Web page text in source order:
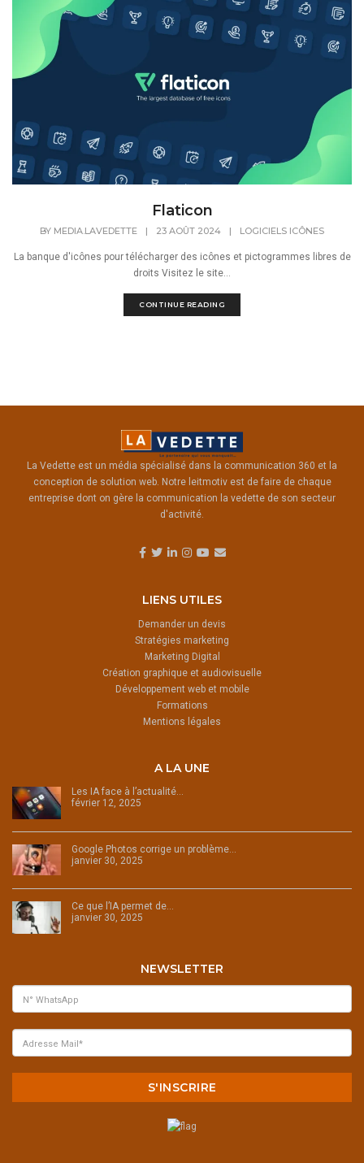
Flaticon
BY MEDIA.LAVEDETTE | 23 AOÛT 2024 | LOGICIELS ICÔNES
La banque d'icônes pour télécharger des icônes et pictogrammes libres de
droits Visitez le site...
CONTINUE READING
La Vedette est un média spécialisé dans la communication 360 et la
conception de solution web. Notre leitmotiv est de faire de chaque
entreprise dont on gère la communication la vedette de son secteur
d'activité.
LIENS UTILES
Demander un devis
Stratégies marketing
Marketing Digital
Création graphique et audiovisuelle
Développement web et mobile
Formations
Mentions légales
A LA UNE
Les IA face à l’actualité…
février 12, 2025
Google Photos corrige un problème…
janvier 30, 2025
Ce que l’IA permet de…
janvier 30, 2025
NEWSLETTER